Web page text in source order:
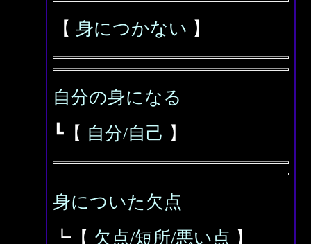
【 身につかない 】
自分の身になる
┗【 自分/自己 】
身についた欠点
┗【 欠点/短所/悪い点 】